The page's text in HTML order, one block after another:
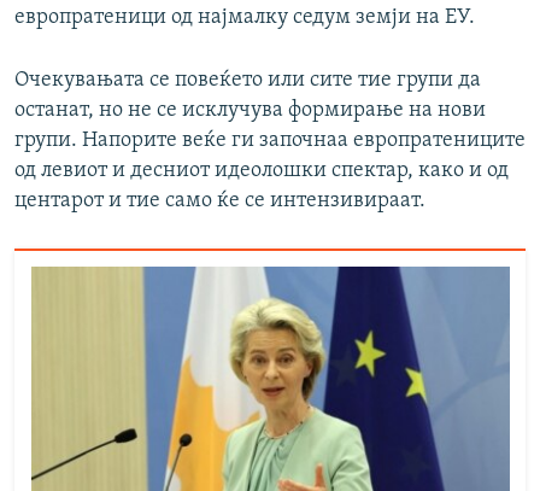
европратеници од најмалку седум земји на ЕУ.
Очекувањата се повеќето или сите тие групи да
останат, но не се исклучува формирање на нови
групи. Напорите веќе ги започнаа европратениците
од левиот и десниот идеолошки спектар, како и од
центарот и тие само ќе се интензивираат.